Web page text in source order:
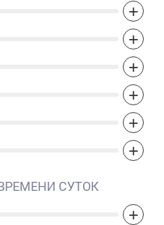
+
+
+
+
+
+
СУТОК
+